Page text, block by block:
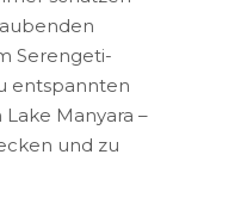
Serengeti-
entspannten
Manyara –
und zu